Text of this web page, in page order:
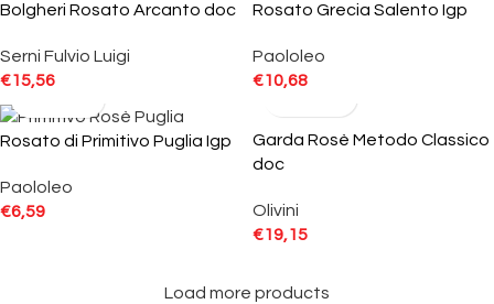
Bolgheri Rosato Arcanto doc
Serni Fulvio Luigi
€15,56
Rosato Grecia Salento Igp
Paololeo
€10,68
Rosato di Primitivo Puglia Igp
Paololeo
€6,59
Garda Rosè Metodo Classico
doc
Olivini
€19,15
Load more products